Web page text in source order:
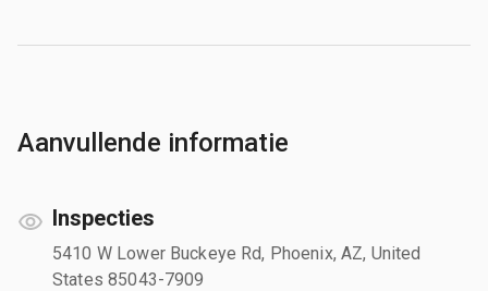
Aanvullende informatie
Inspecties
5410 W Lower Buckeye Rd, Phoenix, AZ, United
States 85043-7909